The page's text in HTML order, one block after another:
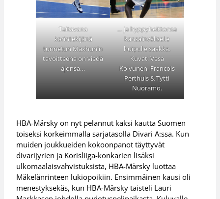
Taitavana
korintekijänä
tunnetun Maxhunin
tavoitteena on viedä
ajonsa…
… ja hyppyheittonsa
kansainväliselle
huipulle saakka.
Kuvat: Vesa
Koivunen, Francois
Perthuis & Tytti
Nuoramo.
HBA-Märsky on nyt pelannut kaksi kautta Suomen
toiseksi korkeimmalla sarjatasolla Divari A:ssa. Kun
muiden joukkueiden kokoonpanot täyttyvät
divarijyrien ja Korisliiga-konkarien lisäksi
ulkomaalaisvahvistuksista, HBA-Märsky luottaa
Mäkelänrinteen lukiopoikiin. Ensimmäinen kausi oli
menestyksekäs, kun HBA-Märsky taisteli Lauri